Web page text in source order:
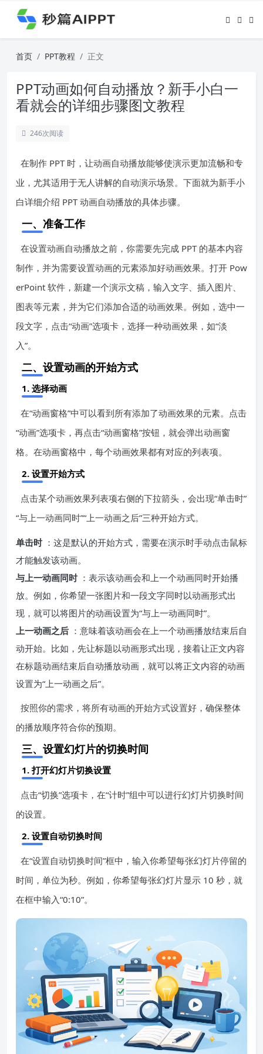
首页 PPT教程 正文
PPT动画如何自动播放？新手小白一
看就会的详细步骤图文教程
246次阅读
在制作 PPT 时，让动画自动播放能够使演示更加流畅和专
业，尤其适用于无人讲解的自动演示场景。下面就为新手小
白详细介绍 PPT 动画自动播放的具体步骤。
一、准备工作
在设置动画自动播放之前，你需要先完成 PPT 的基本内容
制作，并为需要设置动画的元素添加好动画效果。打开 Pow
erPoint 软件，新建一个演示文稿，输入文字、插入图片、
图表等元素，并为它们添加合适的动画效果。例如，选中一
段文字，点击“动画”选项卡，选择一种动画效果，如“淡
入”。
二、设置动画的开始方式
1. 选择动画
在“动画窗格”中可以看到所有添加了动画效果的元素。点击
“动画”选项卡，再点击“动画窗格”按钮，就会弹出动画窗
格。在动画窗格中，每个动画效果都有对应的列表项。
2. 设置开始方式
点击某个动画效果列表项右侧的下拉箭头，会出现“单击时”
“与上一动画同时”“上一动画之后”三种开始方式。
单击时 ：这是默认的开始方式，需要在演示时手动点击鼠标
才能触发该动画。
与上一动画同时 ：表示该动画会和上一个动画同时开始播
放。例如，你希望一张图片和一段文字同时以动画形式出
现，就可以将图片的动画设置为“与上一动画同时”。
上一动画之后 ：意味着该动画会在上一个动画播放结束后自
动开始。比如，先让标题以动画形式出现，接着让正文内容
在标题动画结束后自动播放动画，就可以将正文内容的动画
设置为“上一动画之后”。
按照你的需求，将所有动画的开始方式设置好，确保整体
的播放顺序符合你的预期。
三、设置幻灯片的切换时间
1. 打开幻灯片切换设置
点击“切换”选项卡，在“计时”组中可以进行幻灯片切换时间
的设置。
2. 设置自动切换时间
在“设置自动切换时间”框中，输入你希望每张幻灯片停留的
时间，单位为秒。例如，你希望每张幻灯片显示 10 秒，就
在框中输入“0:10”。